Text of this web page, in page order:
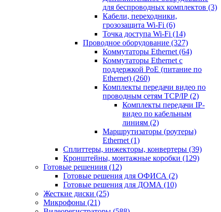
для беспроводных комплектов (3)
Кабели, переходники,
грозозащита Wi-Fi (6)
Точка доступа Wi-Fi (14)
Проводное оборудование (327)
Коммутаторы Ethernet (64)
Коммутаторы Ethernet с
поддержкой PoE (питание по
Ethernet) (260)
Комплекты передачи видео по
проводным сетям TCP/IP (2)
Комплекты передачи IP-
видео по кабельным
линиям (2)
Маршрутизаторы (роутеры)
Ethernet (1)
Сплиттеры, инжекторы, конвертеры (39)
Кронштейны, монтажные коробки (129)
Готовые решениия (12)
Готовые решения для ОФИСА (2)
Готовые решения для ДОМА (10)
Жесткие диски (25)
Микрофоны (21)